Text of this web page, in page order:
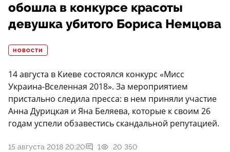
обошла в конкурсе красоты
девушка убитого Бориса Немцова
НОВОСТИ
14 августа в Киеве состоялся конкурс «Мисс
Украина-Вселенная 2018». За мероприятием
пристально следила пресса: в нем приняли участие
Анна Дурицкая и Яна Беляева, которые к своим 26
годам успели обзавестись скандальной репутацией.
15 августа 2018 20:20 1 20 350